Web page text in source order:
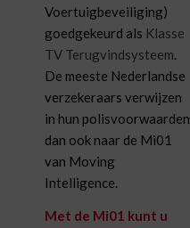
Voertuigbeveiliging)
goedgekeurd als Klasse
TV Terugvindsysteem.
De meeste Nederlandse
verzekeraars verwijzen
in hun polisvoorwaarden
dan ook naar de Mi01
van Moving
Intelligence.
Met de Mi01 kunt u